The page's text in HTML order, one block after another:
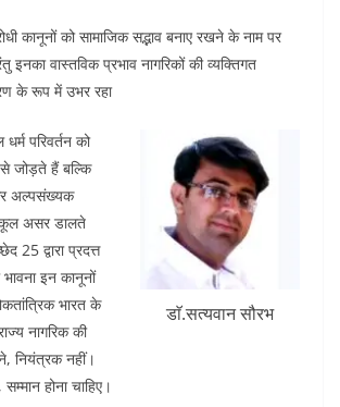
A
p
dI
n
t
कानूनों को सामाजिक सद्भाव बनाए रखने के नाम पर
इनका वास्तविक प्रभाव नागरिकों की व्यक्तिगत
के रूप में उभर रहा
डाॅ.सत्यवान सौरभ
परिवर्तन को
जोड़ते हैं बल्कि
और अल्पसंख्यक
असर डालते
25 द्वारा प्रदत्त
भावना इन कानूनों
भारत के
नागरिक की
नियंत्रक नहीं।
होना चाहिए।